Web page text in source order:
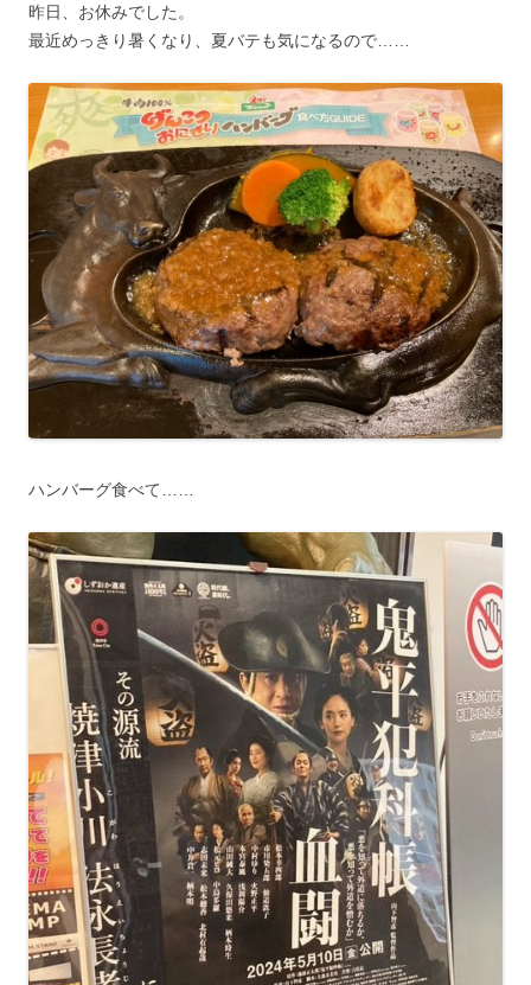
昨日、お休みでした。
最近めっきり暑くなり、夏バテも気になるので……
ハンバーグ食べて……